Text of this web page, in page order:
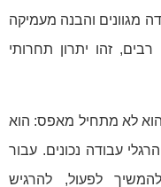
מגוונים והבנה מעמיקה
זהו יתרון תחרותי
הוא לא מתחיל מאפס: הוא
עבודה נכונים. עבור
לפעול, להרגיש